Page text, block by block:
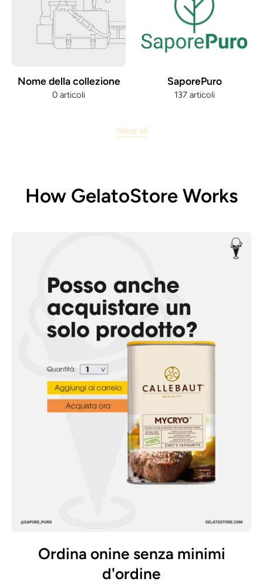
Nome della collezione
0 articoli
SaporePuro
137 articoli
Shop all
How GelatoStore Works
Ordina onine senza minimi
d'ordine